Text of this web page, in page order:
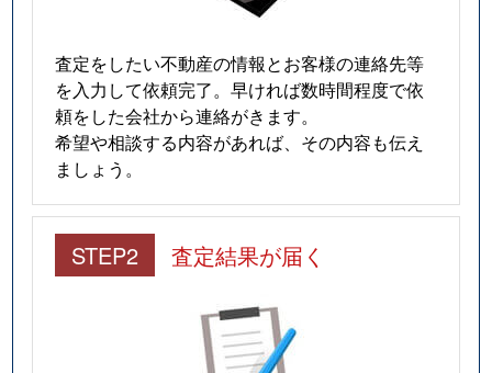
査定をしたい不動産の情報とお客様の連絡先等
を入力して依頼完了。早ければ数時間程度で依
頼をした会社から連絡がきます。
希望や相談する内容があれば、その内容も伝え
ましょう。
STEP2 査定結果が届く